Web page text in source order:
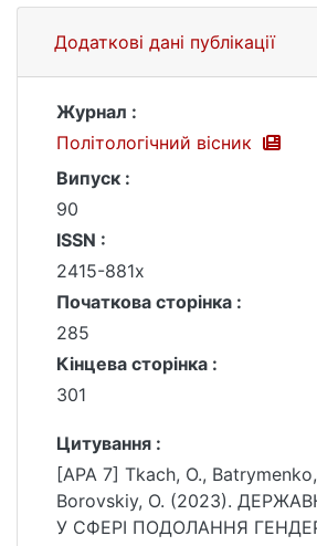
Додаткові дані публікації
Журнал :
Політологічний вісник
Випуск :
90
ISSN :
2415-881x
Початкова сторінка :
285
Кінцева сторінка :
301
Цитування :
[APA 7] Tkach, O.,
Borovskiy, O. (2023).
У СФЕРІ ПОДОЛАННЯ